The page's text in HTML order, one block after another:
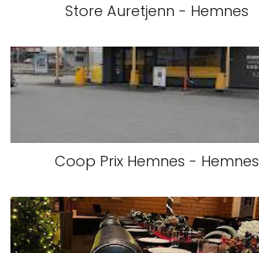
Store Auretjenn - Hemnes
Coop Prix Hemnes - Hemnes